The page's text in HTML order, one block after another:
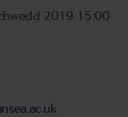
2019 15:00